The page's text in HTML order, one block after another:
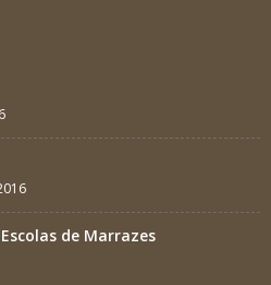
de Marrazes